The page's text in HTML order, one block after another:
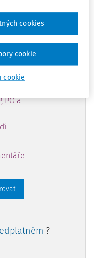
přístup k
zdarma
přístup k:
PO a
?
cookie
cookies
cookie